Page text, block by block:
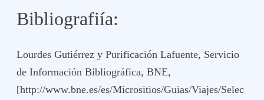
Bibliografiía:
Lourdes Gutiérrez yPurificación Lafuente, Servicio
de Información Bibliográfica,BNE,
[http://www.bne.es/es/Micrositios/Guias/Viajes/Selec